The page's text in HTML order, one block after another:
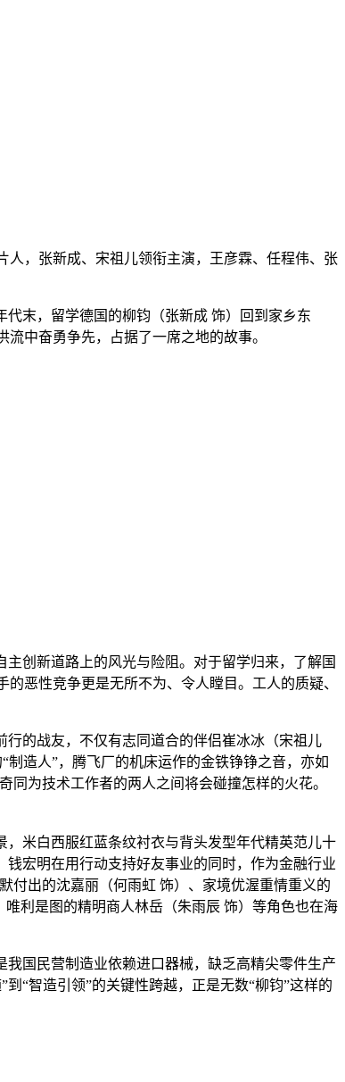
人，张新成、宋祖儿领衔主演，王彦霖、任程伟、张
代末，留学德国的柳钧（张新成 饰）回到家乡东
中奋勇争先，占据了一席之地的故事。
创新道路上的风光与险阻。对于留学归来，了解国
恶性竞争更是无所不为、令人瞠目。工人的质疑、
的战友，不仅有志同道合的伴侣崔冰冰（宋祖儿
造人”，腾飞厂的机床运作的金铁铮铮之音，亦如
为技术工作者的两人之间将会碰撞怎样的火花。
米白西服红蓝条纹衬衣与背头发型年代精英范儿十
宏明在用行动支持好友事业的同时，作为金融行业
付出的沈嘉丽（何雨虹 饰）、家境优渥重情重义的
利是图的精明商人林岳（朱雨辰 饰）等角色也在海
国民营制造业依赖进口器械，缺乏高精尖零件生产
“智造引领”的关键性跨越，正是无数“柳钧”这样的